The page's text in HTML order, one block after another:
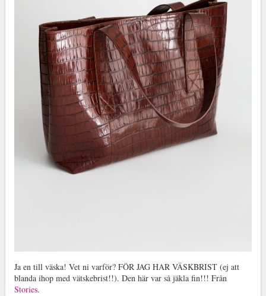
Ja en till väska! Vet ni varför? FÖR JAG HAR VÄSKBRIST (ej att
blanda ihop med vätskebrist!!). Den här var så jäkla fin!!! Från
Stories.